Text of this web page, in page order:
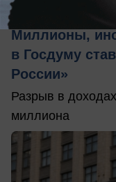
Миллионы,
в Госдуму
России»
Разрыв в
миллиона